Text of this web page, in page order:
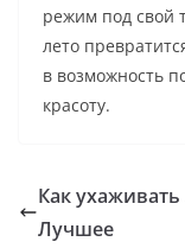
режим под свой
лето
в возможность
красоту.
Как
Лучшее